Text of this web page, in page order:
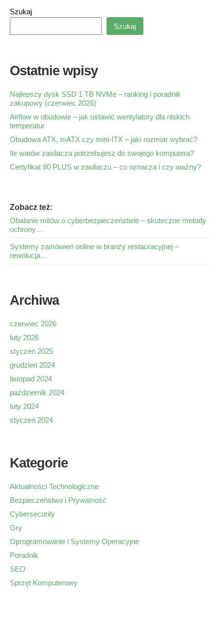
Szukaj
Szukaj
Ostatnie wpisy
Najlepszy dysk SSD 1 TB NVMe – ranking i poradnik
zakupowy (czerwiec 2026)
Airflow w obudowie – jak ustawić wentylatory dla niskich
temperatur
Obudowa ATX, mATX czy mini-ITX – jaki rozmiar wybrać?
Ile watów zasilacza potrzebujesz do swojego komputera?
Certyfikat 80 PLUS w zasilaczu – co oznacza i czy ważny?
Zobacz też:
Obalanie mitów o cyberbezpieczeństwie – skuteczne metody
ochrony…
Systemy zamówień online w branży restauracyjnej –
rewolucja…
Archiwa
czerwiec 2026
luty 2026
styczeń 2025
grudzień 2024
listopad 2024
październik 2024
luty 2024
styczeń 2024
Kategorie
Aktualności Technologiczne
Bezpieczeństwo i Prywatność
Cybersecurity
Gry
Oprogramowanie i Systemy Operacyjne
Poradnik
SEO
Sprzęt Komputerowy